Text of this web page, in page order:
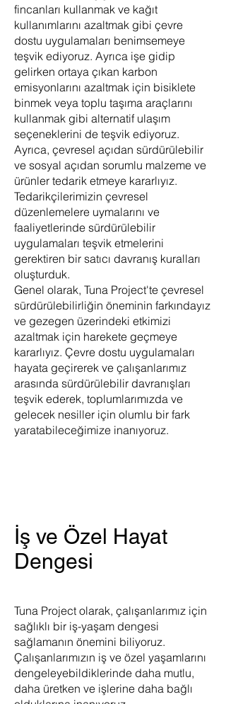
fincanları kullanmak ve kağıt
kullanımlarını azaltmak gibi çevre
dostu uygulamaları benimsemeye
teşvik ediyoruz. Ayrıca işe gidip
gelirken ortaya çıkan karbon
emisyonlarını azaltmak için bisiklete
binmek veya toplu taşıma araçlarını
kullanmak gibi alternatif ulaşım
seçeneklerini de teşvik ediyoruz.
Ayrıca, çevresel açıdan sürdürülebilir
ve sosyal açıdan sorumlu malzeme ve
ürünler tedarik etmeye kararlıyız.
Tedarikçilerimizin çevresel
düzenlemelere uymalarını ve
faaliyetlerinde sürdürülebilir
uygulamaları teşvik etmelerini
gerektiren bir satıcı davranış kuralları
oluşturduk.
Genel olarak, Tuna Project'te çevresel
sürdürülebilirliğin öneminin farkındayız
ve gezegen üzerindeki etkimizi
azaltmak için harekete geçmeye
kararlıyız. Çevre dostu uygulamaları
hayata geçirerek ve çalışanlarımız
arasında sürdürülebilir davranışları
teşvik ederek, toplumlarımızda ve
gelecek nesiller için olumlu bir fark
yaratabileceğimize inanıyoruz.
İş ve Özel Hayat
Dengesi
Tuna Project olarak, çalışanlarımız için
sağlıklı bir iş-yaşam dengesi
sağlamanın önemini biliyoruz.
Çalışanlarımızın iş ve özel yaşamlarını
dengeleyebildiklerinde daha mutlu,
daha üretken ve işlerine daha bağlı